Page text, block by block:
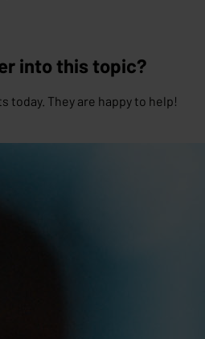
into this topic?
today. They are happy to help!